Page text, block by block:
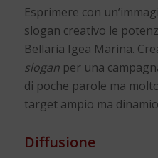
Esprimere con
slogan creativo le
Bellaria Igea Marina.
sloganper una
di poche parole ma
target ampio ma
Diffusione